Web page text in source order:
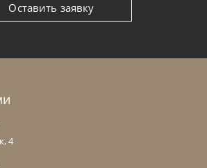
Оставить заявку
4